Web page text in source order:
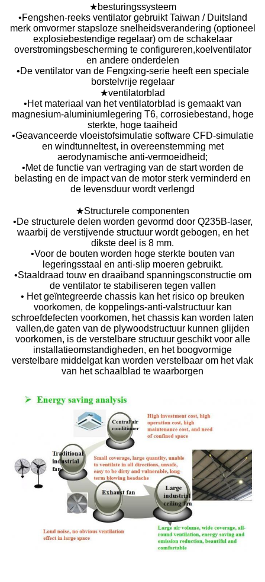
★besturingssysteem
•Fengshen-reeks ventilator gebruikt Taiwan / Duitsland
merk omvormer stapsloze snelheidsverandering (optioneel
explosiebestendige regelaar) om de schakelaar
overstromingsbescherming te configureren,koelventilator
en andere onderdelen
•De ventilator van de Fengxing-serie heeft een speciale
borstelvrije regelaar
★ventilatorblad
•Het materiaal van het ventilatorblad is gemaakt van
magnesium-aluminiumlegering T6, corrosiebestand, hoge
sterkte, hoge taaiheid
•Geavanceerde vloeistofsimulatie software CFD-simulatie
en windtunneltest, in overeenstemming met
aerodynamische anti-vermoeidheid;
•Met de functie van vertraging van de start worden de
belasting en de impact van de motor sterk verminderd en
de levensduur wordt verlengd
★Structurele componenten
•De structurele delen worden gevormd door Q235B-laser,
waarbij de verstijvende structuur wordt gebogen, en het
dikste deel is 8 mm.
•Voor de bouten worden hoge sterkte bouten van
legeringsstaal en anti-slip moeren gebruikt.
•Staaldraad touw en draaiband spanningsconstructie om
de ventilator te stabiliseren tegen vallen
• Het geïntegreerde chassis kan het risico op breuken
voorkomen, de koppelings-anti-valstructuur kan
schroefdefecten voorkomen, het chassis kan worden laten
vallen,de gaten van de plywoodstructuur kunnen glijden
voorkomen, is de verstelbare structuur geschikt voor alle
installatieomstandigheden, en het boogvormige
verstelbare middelgat kan worden verstelbaar om het vlak
van het schaalblad te waarborgen